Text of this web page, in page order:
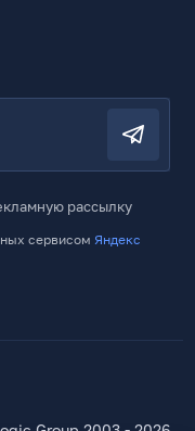
рассылку
сервисом Яндекс